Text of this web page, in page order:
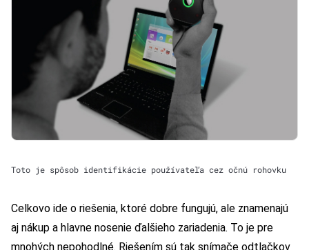
Toto je spôsob identifikácie používateľa cez očnú rohovku
Celkovo ide o riešenia, ktoré dobre fungujú, ale znamenajú
aj nákup a hlavne nosenie ďalšieho zariadenia. To je pre
mnohých nepohodlné. Riešením sú tak snímače odtlačkov